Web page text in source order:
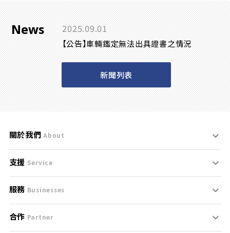
News 2025.09.01
【公告】車輛鑑定無法出具證書之情況
新聞列表
關於我們 About
刊登規範
服務條款
免責聲明
支援 Service
支援中心
聯絡我們
服務 Businesses
什麼是Goo鑑定？
合作 Partner